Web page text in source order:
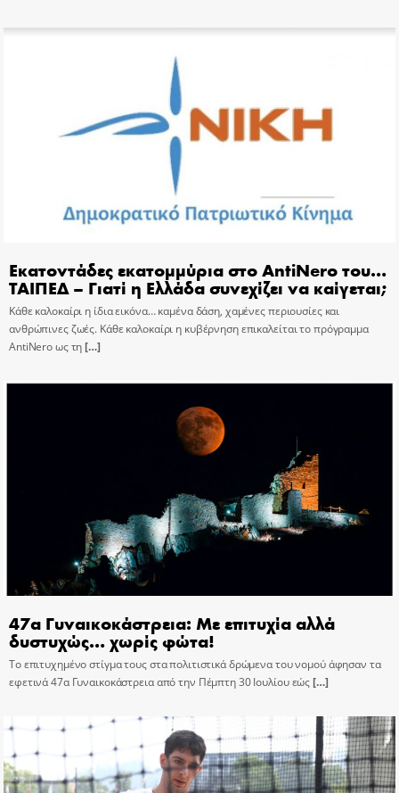
Εκατοντάδες εκατομμύρια στο AntiNero του…
ΤΑΙΠΕΔ – Γιατί η Ελλάδα συνεχίζει να καίγεται;
Κάθε καλοκαίρι η ίδια εικόνα… καμένα δάση, χαμένες περιουσίες και
ανθρώπινες ζωές. Κάθε καλοκαίρι η κυβέρνηση επικαλείται το πρόγραμμα
AntiNero ως τη[…]
47α Γυναικοκάστρεια: Με επιτυχία αλλά
δυστυχώς… χωρίς φώτα!
Το επιτυχημένο στίγμα τους στα πολιτιστικά δρώμενα του νομού άφησαν τα
εφετινά 47α Γυναικοκάστρεια από την Πέμπτη 30 Ιουλίου εώς[…]